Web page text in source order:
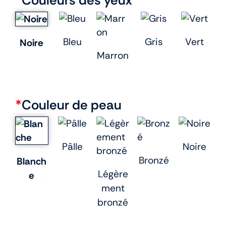
Noire
Bleu
Marron
Gris Vert
*Couleur de peau
Blanch
e
Pâlle
Légère
ment
bronzé
Bronzé
Noire